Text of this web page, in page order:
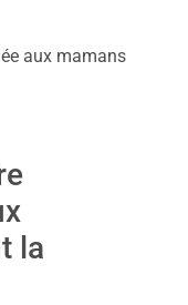
aux mamans
la